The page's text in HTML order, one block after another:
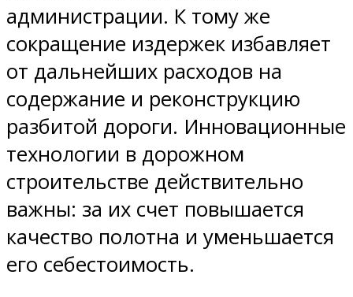
администрации. К тому же
сокращение издержек избавляет
от дальнейших расходов на
содержание и реконструкцию
разбитой дороги. Инновационные
технологии в дорожном
строительстве действительно
важны: за их счет повышается
качество полотна и уменьшается
его себестоимость.